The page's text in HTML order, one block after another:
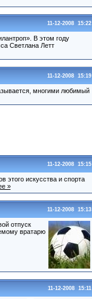
11-12-2008 15:22
В этом году
Светлана Летт
11-12-2008 15:19
многими любимый
11-12-2008 15:15
этого искусства и спорта
»
11-12-2008 15:13
отпуск
вратарю
11-12-2008 15:11